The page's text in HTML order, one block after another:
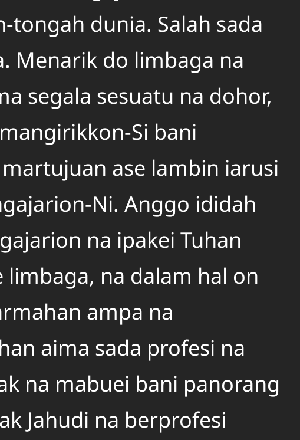
dunia. Salah sada
Menarik do limbaga na
segala sesuatu na dohor,
Si bani
ase lambin iarusi
Ni. Anggo ididah
na ipakei Tuhan
limbaga, na dalam hal on
ampa na
aima sada profesi na
na mabuei bani panorang
Jahudi na berprofesi